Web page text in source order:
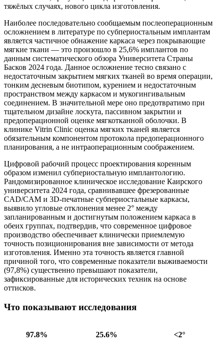
тяжёлых случаях, нового цикла изготовления.
Наиболее последовательно сообщаемым послеоперационным
осложнением в литературе по субпериостальным имплантам
является частичное обнажение каркаса через покрывающие
мягкие ткани — это произошло в 25,6% имплантов по
данным систематического обзора Университета Страны
Басков 2024 года. Данное осложнение тесно связано с
недостаточным закрытием мягких тканей во время операции,
тонким десневым биотипом, курением и недостаточным
пространством между каркасом и мукогингивальным
соединением. В значительной мере оно предотвратимо при
тщательном дизайне лоскута, пассивном закрытии и
предоперационной оценке мягкотканной оболочки. В
клинике Vitrin Clinic оценка мягких тканей является
обязательным компонентом протокола предоперационного
планирования, а не интраоперационным соображением.
Цифровой рабочий процесс проектирования коренным
образом изменил субпериостальную имплантологию.
Рандомизированное клиническое исследование Каирского
университета 2024 года, сравнивавшее фрезерованные
CAD/CAM и 3D-печатные субпериостальные каркасы,
выявило угловые отклонения менее 2° между
запланированным и достигнутым положением каркаса в
обеих группах, подтвердив, что современное цифровое
производство обеспечивает клинически приемлемую
точность позиционирования вне зависимости от метода
изготовления. Именно эта точность является главной
причиной того, что современные показатели выживаемости
(97,8%) существенно превышают показатели,
зафиксированные для исторических техник на основе
оттисков.
Что показывают исследования
97.8% 25.6% <2°